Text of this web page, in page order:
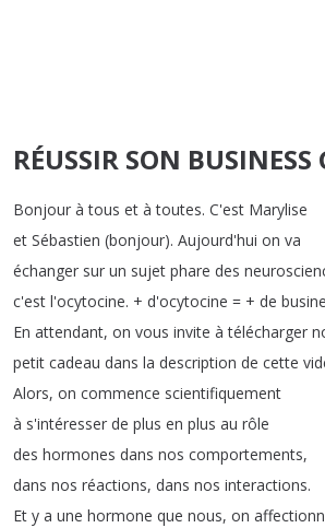
RÉUSSIR SON
Bonjour à tous et à toutes. C'est Marylise
et Sébastien (bonjour). Aujourd'hui on va
échanger sur un sujet phare des
c'est l'ocytocine. + d'ocytocine = + de
En attendant, on vous invite à télécharger
petit cadeau dans la description de cette
Alors, on commence scientifiquement
à s'intéresser de plus en plus au rôle
des hormones dans nos comportements,
dans nos réactions, dans nos interactions.
Et y a une hormone que nous, on